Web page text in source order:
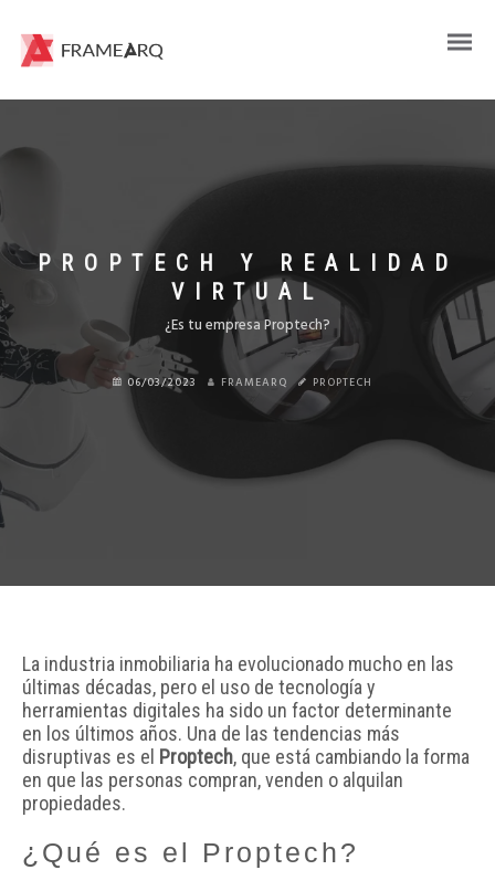
PROPTECH Y REALIDAD
VIRTUAL
¿Es tu empresa Proptech?
06/03/2023 FRAMEARQ PROPTECH
La industria inmobiliaria ha evolucionado mucho en las
últimas décadas, pero el uso de tecnología y
herramientas digitales ha sido un factor determinante
en los últimos años. Una de las tendencias más
disruptivas es el Proptech, que está cambiando la forma
en que las personas compran, venden o alquilan
propiedades.
¿Qué es el Proptech?